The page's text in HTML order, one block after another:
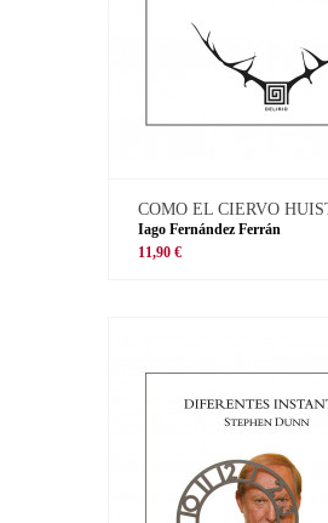
COMO EL CIERVO
Iago Fernández Ferrán
11,90 €